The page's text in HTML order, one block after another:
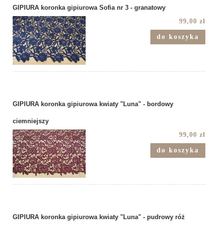
GIPIURA koronka gipiurowa Sofia nr 3 - granatowy
99,00 zł
do koszyka
GIPIURA koronka gipiurowa kwiaty "Luna" - bordowy
ciemniejszy
99,00 zł
do koszyka
GIPIURA koronka gipiurowa kwiaty "Luna" - pudrowy róż